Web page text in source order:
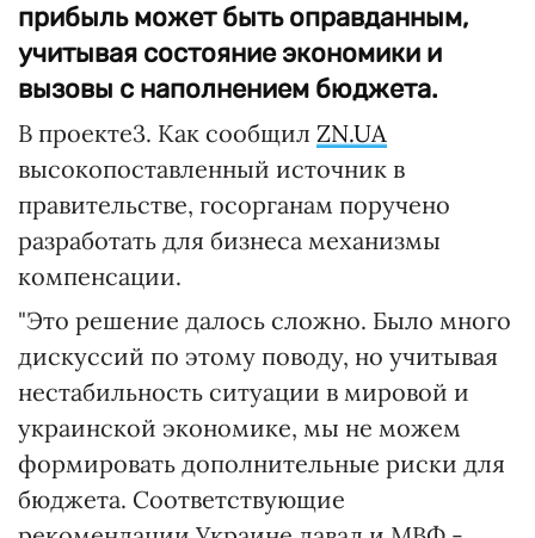
прибыль может быть оправданным,
учитывая состояние экономики и
вызовы с наполнением бюджета.
В проекте3. Как сообщил ZN.UA
высокопоставленный источник в
правительстве, госорганам поручено
разработать для бизнеса механизмы
компенсации.
"Это решение далось сложно. Было много
дискуссий по этому поводу, но учитывая
нестабильность ситуации в мировой и
украинской экономике, мы не можем
формировать дополнительные риски для
бюджета. Соответствующие